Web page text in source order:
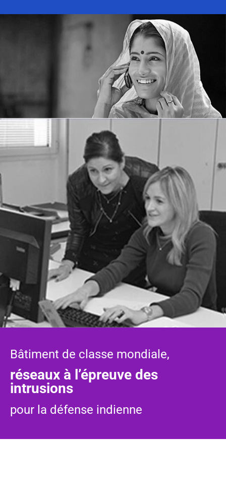
Bâtiment de classe mondiale,
réseaux à l’épreuve des
intrusions
pour la défense indienne